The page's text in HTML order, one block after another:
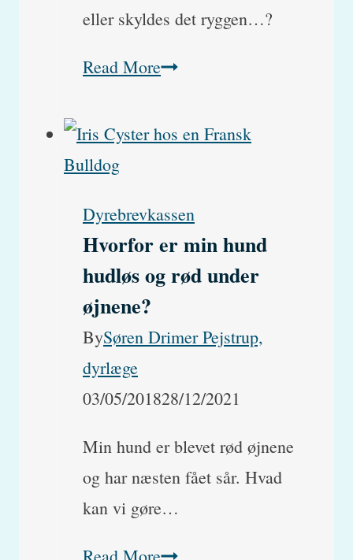
eller skyldes det ryggen…?
Read MoreHund
problemer
bagparti.
Er
det
eller
Dyrebrevkassen
Hvorfor er min hund
hudløs og rød under
øjnene?
BySøren Drimer Pejstrup,
dyrlæge
03/05/201828/12/2021
Min hund er blevet rød øjnene
og har næsten fået sår. Hvad
kan vi gøre…
Hvorfor